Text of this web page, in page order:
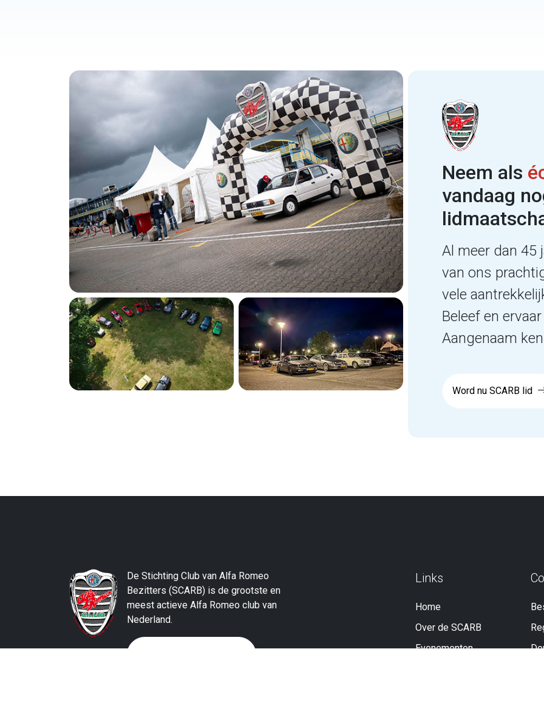
Neem als
vandaag
Al meer dan 45
van ons
vele
Beleef en
Aangenaam
Word nu SCARB lid
De Stichting Club van Alfa Romeo
Bezitters (SCARB) is de grootste en
meest actieve Alfa Romeo club van
Nederland.
Links
Home
Over de SCARB
Evenementen